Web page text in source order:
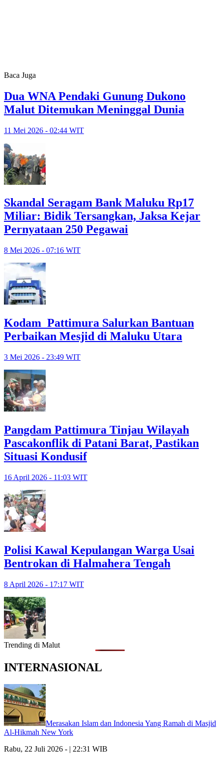
Baca Juga
Dua WNA Pendaki Gunung Dukono
Malut Ditemukan Meninggal Dunia
11 Mei 2026 - 02:44 WIT
Skandal Seragam Bank Maluku Rp17
Miliar: Bidik Tersangkan, Jaksa Kejar
Pernyataan 250 Pegawai
8 Mei 2026 - 07:16 WIT
Kodam Pattimura Salurkan Bantuan
Perbaikan Mesjid di Maluku Utara
3 Mei 2026 - 23:49 WIT
Pangdam Pattimura Tinjau Wilayah
Pascakonflik di Patani Barat, Pastikan
Situasi Kondusif
16 April 2026 - 11:03 WIT
Polisi Kawal Kepulangan Warga Usai
Bentrokan di Halmahera Tengah
8 April 2026 - 17:17 WIT
Trending di Malut
INTERNASIONAL
Merasakan Islam dan Indonesia Yang Ramah di Masjid
Al-Hikmah New York
Rabu, 22 Juli 2026 - | 22:31 WIB